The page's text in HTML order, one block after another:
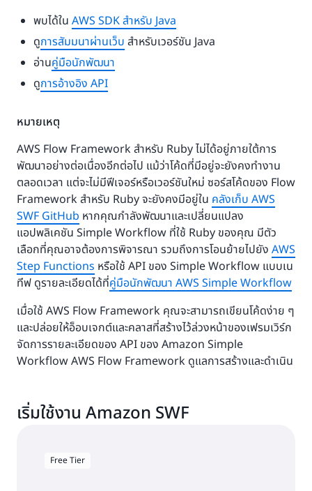
พบได้ใน AWS SDK สำหรับ Java
ดูการสัมมนาผ่านเว็บ สำหรับเวอร์ชัน Java
อ่านคู่มือนักพัฒนา
ดูการอ้างอิง API
หมายเหตุ
AWS Flow Framework สำหรับ Ruby ไม่ได้อยู่ภายใต้การ
พัฒนาอย่างต่อเนื่องอีกต่อไป แม้ว่าโค้ดที่มีอยู่จะยังคงทำงาน
ตลอดเวลา แต่จะไม่มีฟีเจอร์หรือเวอร์ชันใหม่ ซอร์สโค้ดของ Flow
Framework สำหรับ Ruby จะยังคงมีอยู่ใน คลังเก็บ AWS
SWF GitHub หากคุณกำลังพัฒนาและเปลี่ยนแปลง
แอปพลิเคชัน Simple Workflow ที่ใช้ Ruby ของคุณ มีตัว
เลือกที่คุณอาจต้องการพิจารณา รวมถึงการโอนย้ายไปยัง AWS
Step Functions หรือใช้ API ของ Simple Workflow แบบเน
ทีฟ ดูรายละเอียดได้ที่คู่มือนักพัฒนา AWS Simple Workflow
เมื่อใช้ AWS Flow Framework คุณจะสามารถเขียนโค้ดง่าย ๆ
และปล่อยให้อ็อบเจกต์และคลาสที่สร้างไว้ล่วงหน้าของเฟรมเวิร์ก
จัดการรายละเอียดของ API ของ Amazon Simple
Workflow AWS Flow Framework ดูแลการสร้างและดำเนิน
ๆ อีกมากมาย ในขณะเดียวกัน Amazon Simple Workflow
ตรวจสอบของ Task ทั้งหมดของคุณ
เริ่มใช้งาน Amazon SWF
Free Tier